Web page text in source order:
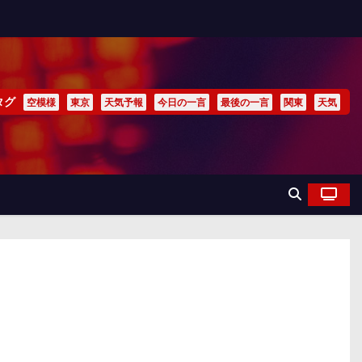
グ 空模様 東京 天気予報 今日の一言 最後の一言 関東 天気